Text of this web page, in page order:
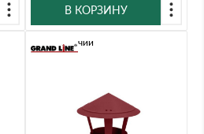
В КОРЗИНУ
В наличии